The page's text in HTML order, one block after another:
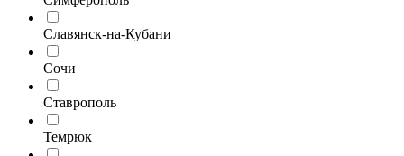
Славянск-на-Кубани
Сочи
Ставрополь
Темрюк